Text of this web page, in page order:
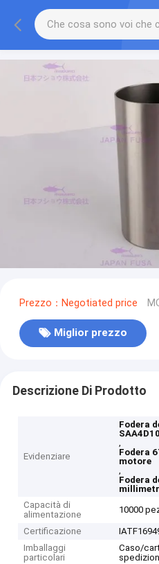
Prezzo：Negotiated price
Miglior prezzo
Descrizione Di Prodotto
Evidenziare
Fodera
,
Fodera
motore
,
Fodera
Capacità di
alimentazione
10000
Certificazione
Imballaggi
particolari
Caso/